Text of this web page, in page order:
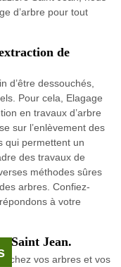
d’arbre pour tout
de
d’être dessouchés,
Pour cela, Elagage
en travaux d’arbre
sur l’enlèvement des
qui permettent un
des travaux de
méthodes sûres
arbres. Confiez-
à votre
Saint Jean.
vos arbres et vos